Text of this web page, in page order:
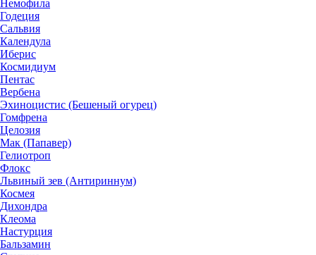
Немофила
Годеция
Сальвия
Календула
Иберис
Космидиум
Пентас
Вербена
Эхиноцистис (Бешеный огурец)
Гомфрена
Целозия
Мак (Папавер)
Гелиотроп
Флокс
Львиный зев (Антириннум)
Космея
Дихондра
Клеома
Настурция
Бальзамин